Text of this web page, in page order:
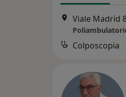
Viale Madrid
Colposcopia